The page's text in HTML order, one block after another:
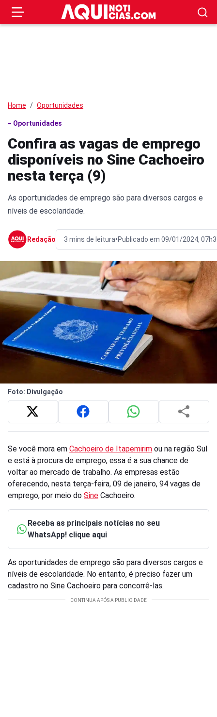
Home Oportunidades
Oportunidades
Confira as vagas de emprego
disponíveis no Sine Cachoeiro
nesta terça (9)
As oportunidades de emprego são para diversos cargos e
níveis de escolaridade.
Redação 3 mins de leitura•Publicado em 09/01/2024,
Foto: Divulgação
Se você mora em Cachoeiro de Itapemirim ou na região Sul
e está à procura de emprego, essa é a sua chance de
voltar ao mercado de trabalho. As empresas estão
oferecendo, nesta terça-feira, 09 de janeiro, 94 vagas de
emprego, por meio do Sine Cachoeiro.
Receba as principais notícias no seu
WhatsApp! clique aqui
As oportunidades de emprego são para diversos cargos e
níveis de escolaridade. No entanto, é preciso fazer um
cadastro no Sine Cachoeiro para concorrê-las.